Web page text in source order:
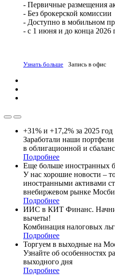
- Первичные размещения
- Без брокерской комиссии
- Доступно в мобильном
- с 1 июня и до конца 2026
Узнать больше Запись в офис
+31% и +17,2% за 2025 год
Заработали наши
в облигационной и
Подробнее
Еще больше иностранных
У нас хорошие новости –
иностранными активами
внебиржевом рынке
Подробнее
ИИС в КИТ Финанс.
вычеты!
Комбинация налоговых
Подробнее
Торгуем в выходные на
Узнайте об особенностях
выходного дня
Подробнее